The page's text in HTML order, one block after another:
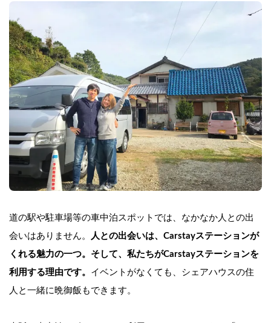
道の駅や駐車場等の車中泊スポットでは、なかなか人との出
会いはありません。
人との出会いは、Carstayステーションが
くれる魅力の一つ。そして、私たちがCarstayステーションを
利用する理由です。 イベントがなくても、シェアハウスの住
人と一緒に晩御飯もできます。